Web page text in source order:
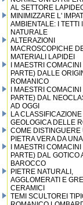
AL SETTORE
MINIMIZZARE L'
AMBIENTALE: I TETTI
NATURALE
ALTERAZIONI
MACROSCOPICHE
MATERIALI LAPIDEI
I MAESTRI
PARTE) DALLE
ROMANICO
I MAESTRI
PARTE) DAL
AD OGGI
LA CLASSIFICAZIONE
GEOLOGICA DELLE
COME DISTINGUERE
PIETRA VERA DA
I MAESTRI
PARTE) DAL GOTICO
BAROCCO
PIETRE NATURALI,
AGGLOMERATI E
CERAMICI
TEMI SCULTOREI